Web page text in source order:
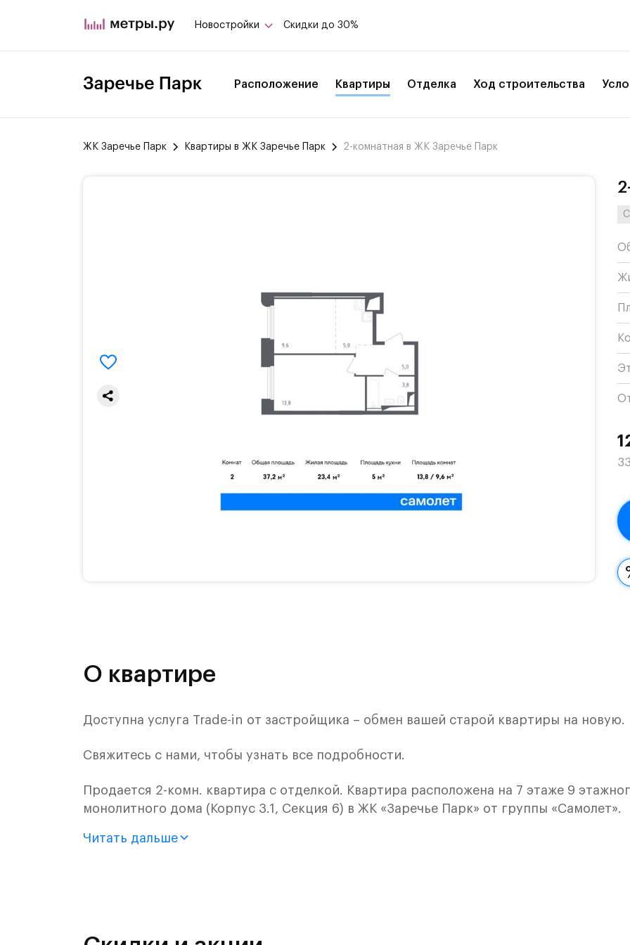
Новостройки Скидки до 30%
Расположение Квартиры Отделка Ход строительства
ЖК Заречье Парк Квартиры в ЖК Заречье Парк 2-комнатная в ЖК Заречье Парк
О квартире
Доступна услуга Trade-in от застройщика – обмен вашей старой квартиры на новую.
Свяжитесь с нами, чтобы узнать все подробности.
Продается 2-комн. квартира с отделкой. Квартира расположена на 7 этаже 9
монолитного дома (Корпус 3.1, Секция 6) в ЖК «Заречье Парк» от группы «Самолет».
"Заречье Парк" - современный жилой комплекс, который возводится рядом с
Читать дальше